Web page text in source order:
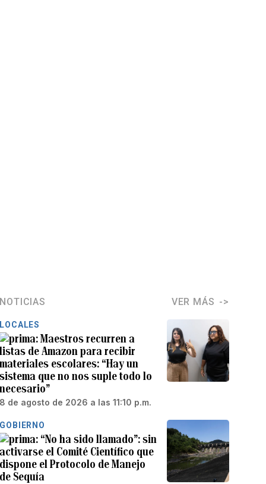
NOTICIAS VER MÁS
LOCALES
Maestros recurren a
listas de Amazon para recibir
materiales escolares: “Hay un
sistema que no nos suple todo lo
necesario”
8 de agosto de 2026 a las 11:10 p.m.
GOBIERNO
“No ha sido llamado”: sin
activarse el Comité Científico que
dispone el Protocolo de Manejo
de Sequía